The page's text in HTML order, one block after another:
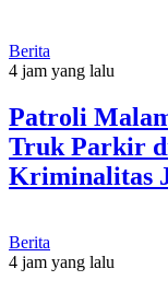
Berita
4 jam yang lalu
Patroli
Truk Parkir
Kriminalitas
Berita
4 jam yang lalu